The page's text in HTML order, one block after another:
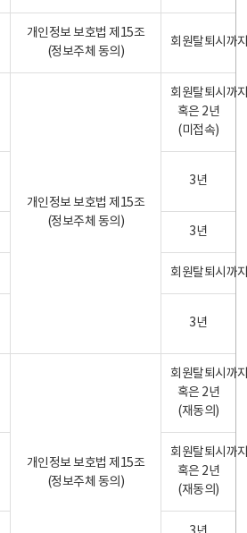
개인정보 보호법 제15조
(정보주체 동의)
회원탈퇴시까
개인정보 보호법 제15조
(정보주체 동의)
회원탈퇴시까
혹은 2년
(미접속)
3년
3년
회원탈퇴시까
3년
개인정보 보호법 제15조
(정보주체 동의)
회원탈퇴시까
혹은 2년
(재동의)
회원탈퇴시까
혹은 2년
(재동의)